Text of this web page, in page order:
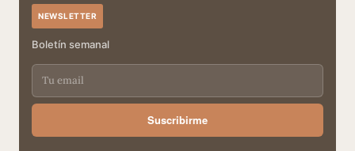
NEWSLETTER
Boletín semanal
Suscribirme